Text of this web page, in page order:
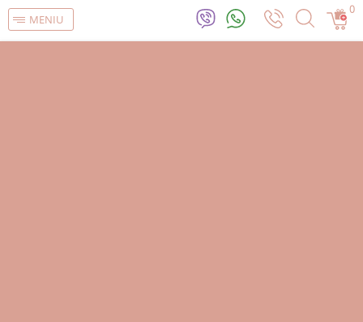
MENIU
0